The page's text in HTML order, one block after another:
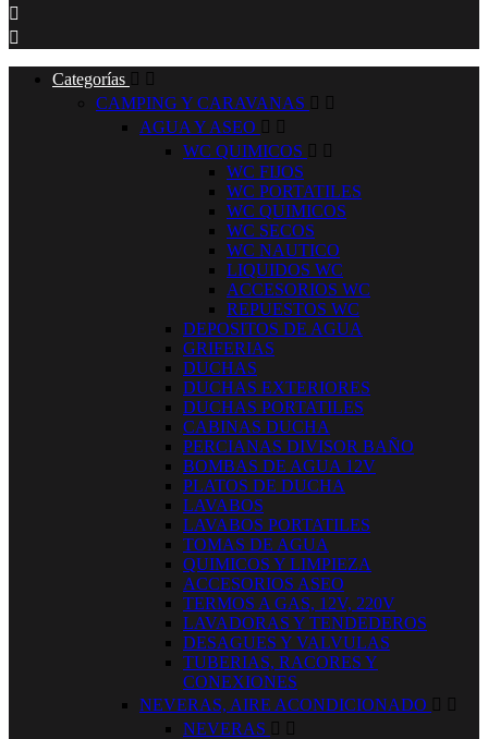


Categorías  
CAMPING Y CARAVANAS  
AGUA Y ASEO  
WC QUIMICOS  
WC FIJOS
WC PORTATILES
WC QUIMICOS
WC SECOS
WC NAUTICO
LIQUIDOS WC
ACCESORIOS WC
REPUESTOS WC
DEPOSITOS DE AGUA
GRIFERIAS
DUCHAS
DUCHAS EXTERIORES
DUCHAS PORTATILES
CABINAS DUCHA
PERCIANAS DIVISOR BAÑO
BOMBAS DE AGUA 12V
PLATOS DE DUCHA
LAVABOS
LAVABOS PORTATILES
TOMAS DE AGUA
QUIMICOS Y LIMPIEZA
ACCESORIOS ASEO
TERMOS A GAS, 12V, 220V
LAVADORAS Y TENDEDEROS
DESAGUES Y VALVULAS
TUBERIAS, RACORES Y
CONEXIONES
NEVERAS, AIRE ACONDICIONADO  
NEVERAS  